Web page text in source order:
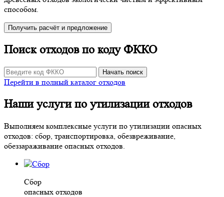
способом.
Получить расчёт и предложение
Поиск отходов по коду ФККО
Начать поиск
Перейти в полный каталог отходов
Наши услуги по утилизации отходов
Выполняем комплексные услуги по утилизации опасных
отходов: сбор, транспортировка, обезвреживание,
обеззараживание опасных отходов.
Сбор
опасных отходов